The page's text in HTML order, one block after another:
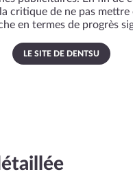
critique de ne pas mettre
en termes de progrès
LE SITE DE DENTSU